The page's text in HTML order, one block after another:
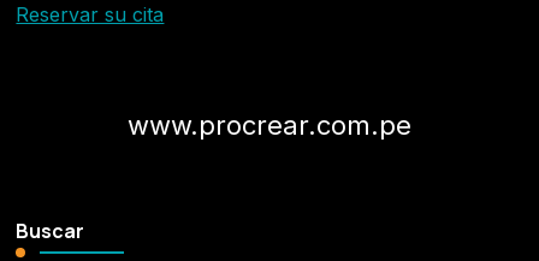
Reservar su cita
www.procrear.com.pe
Buscar